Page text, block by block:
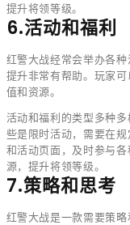
提升将领等级。
6.活动和福利
红警大战经常会举办各
提升非常有帮助。玩家
值和资源。
活动和福利的类型多种
些是限时活动，需要在
和活动页面，及时参与
源，提升将领等级。
7.策略和思考
红警大战是一款需要策